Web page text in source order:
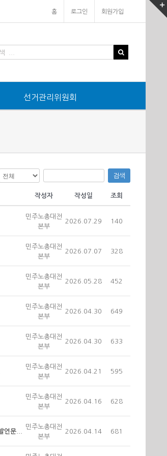
홈 로그인 회원가입
선거관리위원회
검색
작성자 작성일 조회
민주노총대전
본부
2026.07.29 140
민주노총대전
본부
2026.07.07 328
민주노총대전
본부
2026.05.28 452
민주노총대전
본부
2026.04.30 649
민주노총대전
본부
2026.04.30 633
민주노총대전
본부
2026.04.21 595
민주노총대전
본부
2026.04.16 628
민주노총대전
본부
2026.04.14 681